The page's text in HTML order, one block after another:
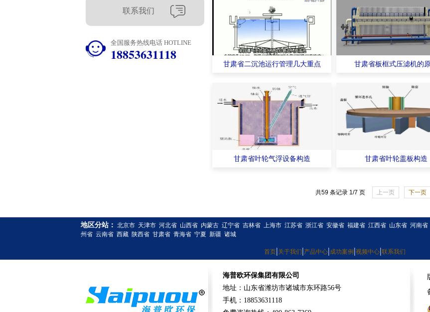
联系我们
全国服务热线电话 HOTLINE
18853631118
甘肃省二沉池运行管理几大重点 甘肃省板框式压滤机的
甘肃省叶轮气浮设备构造 甘肃省叶轮盖板构造
共59 条记录 1/7 页 上一页 下一页
地区分站： 北京市 天津市 河北省 山西省 内蒙古 辽宁省 吉林省 上海市 江苏省 浙江省 安徽省 福建省 江西省 山东省 河南省
州省 云南省 西藏 陕西省 甘肃省 青海省 宁夏 新疆 诸城
首页|关于我们|产品中心|成功案例 |视频中心|联系我们
海普欧环保集团有限公司
地址：山东省潍坊市诸城市东环路56号
手机：18853631118